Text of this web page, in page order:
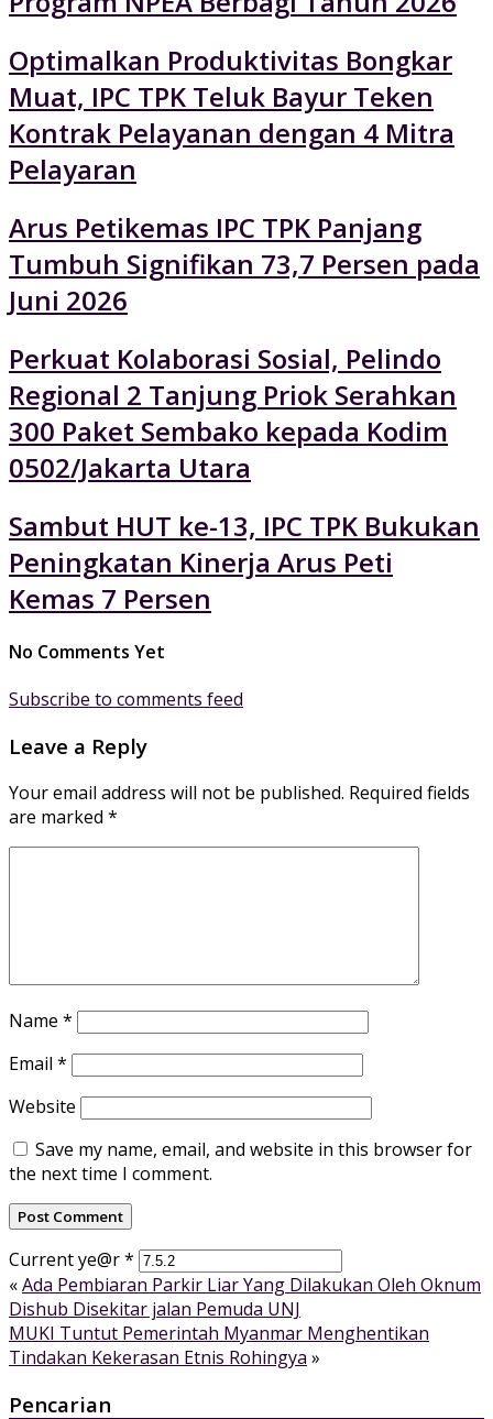
Optimalkan Produktivitas Bongkar
Muat, IPC TPK Teluk Bayur Teken
Kontrak Pelayanan dengan 4 Mitra
Pelayaran
Arus Petikemas IPC TPK Panjang
Tumbuh Signifikan 73,7 Persen pada
Juni 2026
Perkuat Kolaborasi Sosial, Pelindo
Regional 2 Tanjung Priok Serahkan
300 Paket Sembako kepada Kodim
0502/Jakarta Utara
Sambut HUT ke-13, IPC TPK Bukukan
Peningkatan Kinerja Arus Peti
Kemas 7 Persen
No Comments Yet
Subscribe to comments feed
Leave a Reply
Your email address will not be published. Required fields
are marked *
Name *
Email *
Website
Save my name, email, and website in this browser for
the next time I comment.
Current ye@r*
«Ada Pembiaran Parkir Liar Yang Dilakukan Oleh Oknum
Dishub Disekitar jalan Pemuda UNJ
MUKI Tuntut Pemerintah Myanmar Menghentikan
Tindakan Kekerasan Etnis Rohingya »
Pencarian